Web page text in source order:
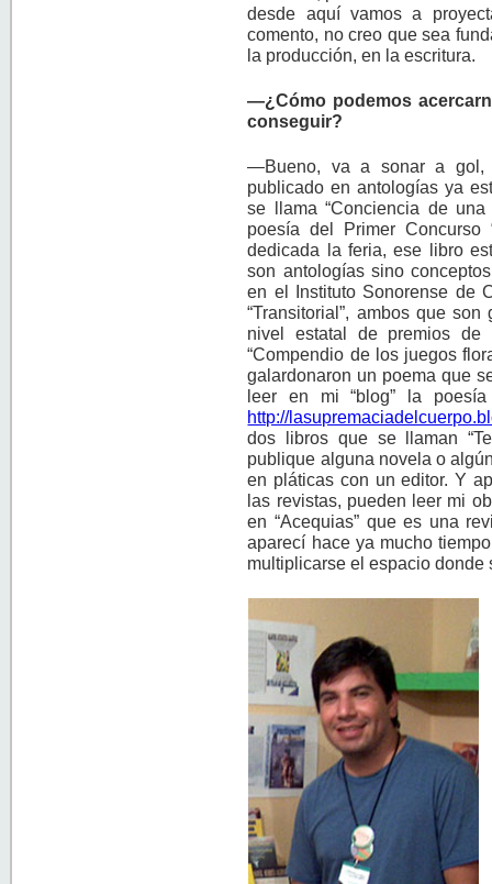
desde aquí vamos a
comento, no creo que sea
la producción, en la escritura.
—¿Cómo podemos
conseguir?
—Bueno, va a sonar a gol,
publicado en antologías ya
se llama “Conciencia de
poesía del Primer
dedicada la feria, ese libro
son antologías sino
en el Instituto Sonorense de
“Transitorial”, ambos que
nivel estatal de premios
“Compendio de los juegos
galardonaron un poema que
leer en mi “blog” la
http://
dos libros que se llaman
publique alguna novela o
en pláticas con un editor. Y
las revistas, pueden leer mi
en “Acequias” que es una
aparecí hace ya mucho
multiplicarse el espacio